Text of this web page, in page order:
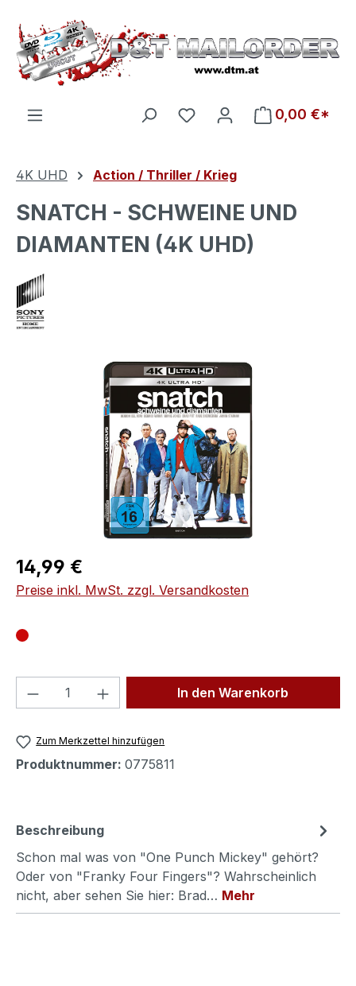
Zum Hauptinhalt springen
Du hast 0 Produkte auf
0,00 €*
4K UHD Action / Thriller / Krieg
SNATCH - SCHWEINE UND
DIAMANTEN (4K UHD)
Bildergalerie überspringen
Regulärer Preis:
14,99 €
Preise inkl. MwSt. zzgl. Versandkosten
Produkt Anzahl: Gib denIn den Warenkorb
Zum Merkzettel hinzufügen
Produktnummer: 0775811
Beschreibung
Schon mal was von "One Punch Mickey" gehört?
Oder von "Franky Four Fingers"? Wahrscheinlich
nicht, aber sehen Sie hier: Brad… Mehr